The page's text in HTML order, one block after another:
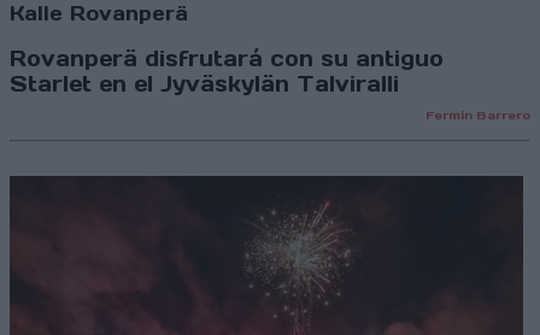
Kalle Rovanperä
Rovanperä disfrutará con su antiguo
Starlet en el Jyväskylän Talviralli
Fermín Barrero